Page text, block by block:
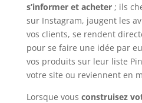
s’informer et acheter; ils
sur Instagram, jaugent les
vos clients, se rendent
pour se faire une idée par
vos produits sur leur liste
votre site ou reviennent en
Lorsque vous construisez